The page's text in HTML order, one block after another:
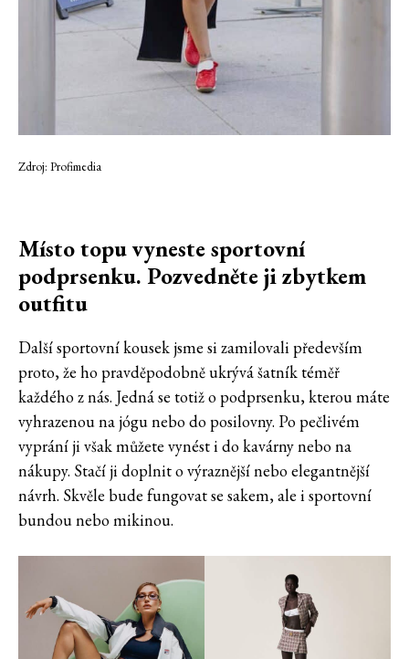
Zdroj: Profimedia
Místo topu vyneste sportovní
podprsenku. Pozvedněte ji zbytkem
outfitu
Další sportovní kousek jsme si zamilovali především
proto, že ho pravděpodobně ukrývá šatník téměř
každého z nás. Jedná se totiž o podprsenku, kterou máte
vyhrazenou na jógu nebo do posilovny. Po pečlivém
vyprání ji však můžete vynést i do kavárny nebo na
nákupy. Stačí ji doplnit o výraznější nebo elegantnější
návrh. Skvěle bude fungovat se sakem, ale i sportovní
bundou nebo mikinou.